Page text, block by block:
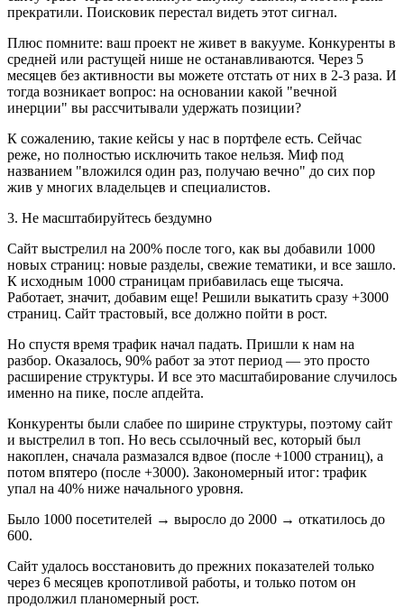
прекратили. Поисковик перестал видеть этот сигнал.
Плюс помните: ваш проект не живет в вакууме. Конкуренты в
средней или растущей нише не останавливаются. Через 5
месяцев без активности вы можете отстать от них в 2-3 раза. И
тогда возникает вопрос: на основании какой "вечной
инерции" вы рассчитывали удержать позиции?
К сожалению, такие кейсы у нас в портфеле есть. Сейчас
реже, но полностью исключить такое нельзя. Миф под
названием "вложился один раз, получаю вечно" до сих пор
жив у многих владельцев и специалистов.
3. Не масштабируйтесь бездумно
Сайт выстрелил на 200% после того, как вы добавили 1000
новых страниц: новые разделы, свежие тематики, и все зашло.
К исходным 1000 страницам прибавилась еще тысяча.
Работает, значит, добавим еще! Решили выкатить сразу +3000
страниц. Сайт трастовый, все должно пойти в рост.
Но спустя время трафик начал падать. Пришли к нам на
разбор. Оказалось, 90% работ за этот период — это просто
расширение структуры. И все это масштабирование случилось
именно на пике, после апдейта.
Конкуренты были слабее по ширине структуры, поэтому сайт
и выстрелил в топ. Но весь ссылочный вес, который был
накоплен, сначала размазался вдвое (после +1000 страниц), а
потом впятеро (после +3000). Закономерный итог: трафик
упал на 40% ниже начального уровня.
Было 1000 посетителей → выросло до 2000 → откатилось до
600.
Сайт удалось восстановить до прежних показателей только
через 6 месяцев кропотливой работы, и только потом он
продолжил планомерный рост.